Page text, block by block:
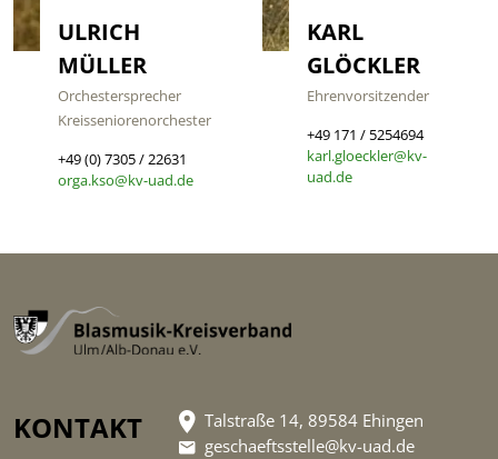
ULRICH
MÜLLER
Orchestersprecher
Kreisseniorenorchester
+49 (0) 7305 / 22631
orga.kso@kv-uad.de
KARL
GLÖCKLER
Ehrenvorsitzender
+49 171 / 5254694
karl.gloeckler@kv-
uad.de
KONTAKT
Talstraße 14, 89584 Ehingen
geschaeftsstelle@kv-uad.de